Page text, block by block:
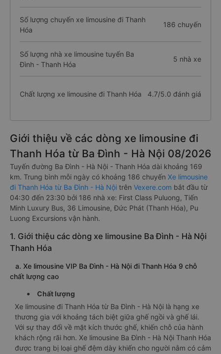
Số lượng chuyến xe limousine đi Thanh
Hóa
186 chuyến
Số lượng nhà xe limousine tuyến Ba
Đình - Thanh Hóa
5 nhà xe
Chất lượng xe limousine đi Thanh Hóa 4.7/5.0 đánh giá
Giới thiệu về các dòng xe limousine đi
Thanh Hóa từ Ba Đình - Hà Nội 08/2026
Tuyến đường Ba Đình - Hà Nội - Thanh Hóa dài khoảng 169
km. Trung bình mỗi ngày có khoảng 186 chuyến Xe limousine
đi Thanh Hóa từ Ba Đình - Hà Nội trên Vexere.com bắt đầu từ
04:30 đến 23:30 bởi 186 nhà xe: First Class Puluong, Tiến
Minh Luxury Bus, 36 Limousine, Đức Phát (Thanh Hóa), Pu
Luong Excursions vận hành.
1. Giới thiệu các dòng xe limousine Ba Đình - Hà Nội
Thanh Hóa
a. Xe limousine VIP Ba Đình - Hà Nội đi Thanh Hóa 9 chỗ
chất lượng cao
Chất lượng
Xe limousine đi Thanh Hóa từ Ba Đình - Hà Nội là hạng xe
thương gia với khoảng tách biệt giữa ghế ngồi và ghế lái.
Với sự thay đổi về mặt kích thước ghế, khiến chỗ của hành
khách rộng rãi hơn. Xe limousine Ba Đình - Hà Nội Thanh Hóa
được trang bị loại ghế đệm dày khiến cho người nằm có cảm